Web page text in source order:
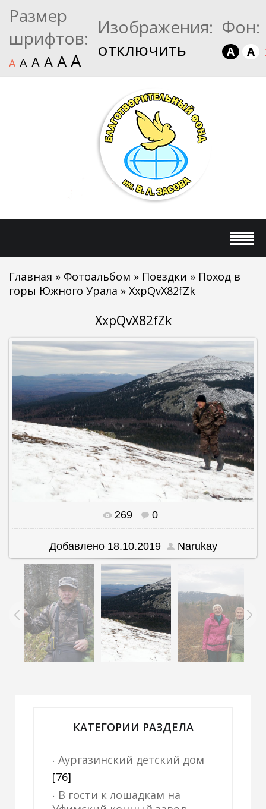
Размер
шрифтов:
A A A A AA
Изображения:
отключить
Фон:
A A
Главная » Фотоальбом » Поездки » Поход в
горы Южного Урала » XxpQvX82fZk
XxpQvX82fZk
В реальном размере 1500x997
269 0
Добавлено18.10.2019 Narukay
КАТЕГОРИИ РАЗДЕЛА
Аургазинский детский дом
[76]
В гости к лошадкам на